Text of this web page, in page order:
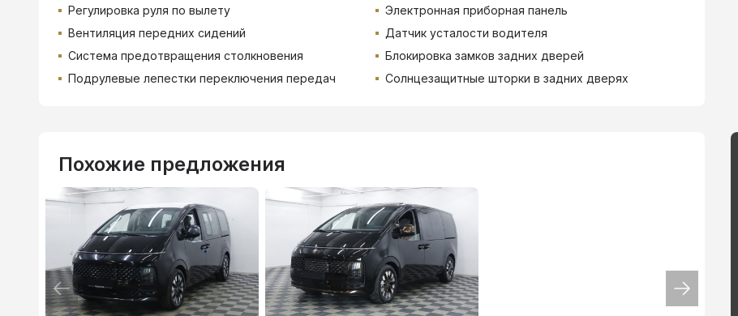
Регулировка руля по вылету
Электронная приборная панель
Вентиляция передних сидений
Датчик усталости водителя
Система предотвращения столкновения
Блокировка замков задних дверей
Подрулевые лепестки переключения передач
Солнцезащитные шторки в задних дверях
Похожие предложения
ВТБ
3.9%
ТИНЬКОФФ
4.9